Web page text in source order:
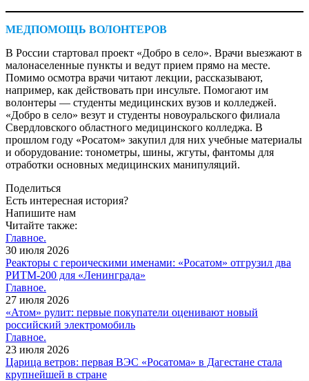
МЕДПОМОЩЬ ВОЛОНТЕРОВ
В России стартовал проект «Добро в село». Врачи выезжают в
малонаселенные пункты и ведут прием прямо на месте.
Помимо осмотра врачи читают лекции, рассказывают,
например, как действовать при инсульте. Помогают им
волонтеры — студенты медицинских вузов и колледжей.
«Добро в село» везут и студенты новоуральского филиала
Свердловского областного медицинского колледжа. В
прошлом году «Росатом» закупил для них учебные материалы
и оборудование: тонометры, шины, жгуты, фантомы для
отработки основных медицинских манипуляций.
Поделиться
Есть интересная история?
Напишите нам
Читайте также:
Главное.
30 июля 2026
Реакторы с героическими именами: «Росатом» отгрузил два
РИТМ-200 для «Ленинграда»
Главное.
27 июля 2026
«Атом» рулит: первые покупатели оценивают новый
российский электромобиль
Главное.
23 июля 2026
Царица ветров: первая ВЭС «Росатома» в Дагестане стала
крупнейшей в стране